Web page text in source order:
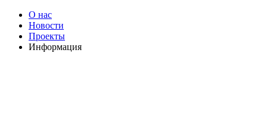
О нас
Новости
Проекты
Информация